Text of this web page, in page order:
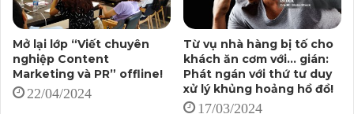
Nếu mà “không bõ” thì hãy đi làm việc khác mà bản
thân cảm thấy đảm bảo chất lượng và trách nhiệm, chứ
còn cố làm công việc “không bõ” để làm gì?
Khi giảng dạy trên thị trường, chúng tôi thấu hiểu triết
lý “Coi học viên là khách hàng”. Bởi ở đó, chính các
Mở lại lớp “Viết chuyên
nghiệp Content
Marketing và PR” offline!
22/04/2024
Từ vụ nhà hàng bị tố cho
khách ăn cơm với… gián:
Phát ngán với thứ tư duy
xử lý khủng hoảng hồ đồ!
17/03/2024